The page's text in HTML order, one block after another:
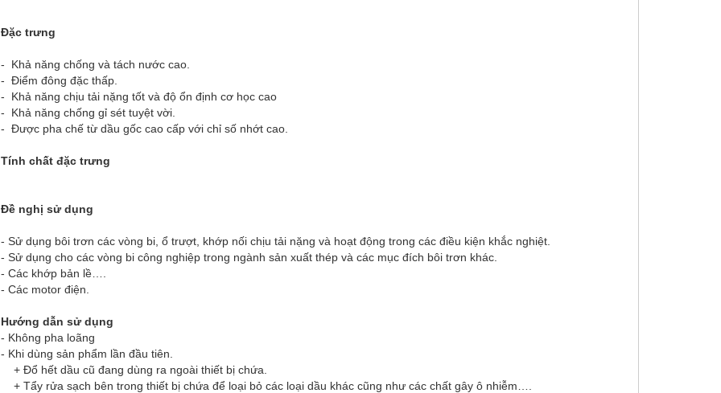
Đặc trưng
năng chống và tách nước cao.
đông đặc thấp.
năng chịu tải nặng tốt và độ ổn định cơ học cao
năng chống gỉ sét tuyệt vời.
pha chế từ dầu gốc cao cấp với chỉ số nhớt cao.
chất đặc trưng
nghị sử dụng
dụng bôi trơn các vòng bi, ổ trượt, khớp nối chịu tải nặng và hoạt động trong các điều kiện khắc nghiệt.
dụng cho các vòng bi công nghiệp trong ngành sản xuất thép và các mục đích bôi trơn khác.
khớp bản lề….
motor điện.
dẫn sử dụng
pha loãng
dùng sản phẩm lần đầu tiên.
Đổ hết dầu cũ đang dùng ra ngoài thiết bị chứa.
Tẩy rửa sạch bên trong thiết bị chứa để loại bỏ các loại dầu khác cũng như các chất gây ô nhiễm….